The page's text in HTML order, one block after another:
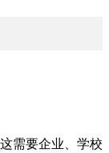
需要企业、学校